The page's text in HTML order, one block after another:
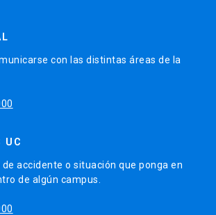
con las distintas áreas de la
UC
accidente o situación que ponga en
de algún campus.